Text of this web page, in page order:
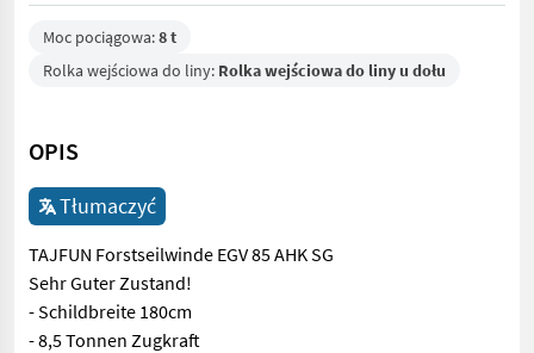
Moc pociągowa:8 t
Rolka wejściowa do liny: Rolka wejściowa do liny u dołu
OPIS
Tłumaczyć
TAJFUN Forstseilwinde EGV 85 AHK SG
Sehr Guter Zustand!
- Schildbreite 180cm
- 8,5 Tonnen Zugkraft